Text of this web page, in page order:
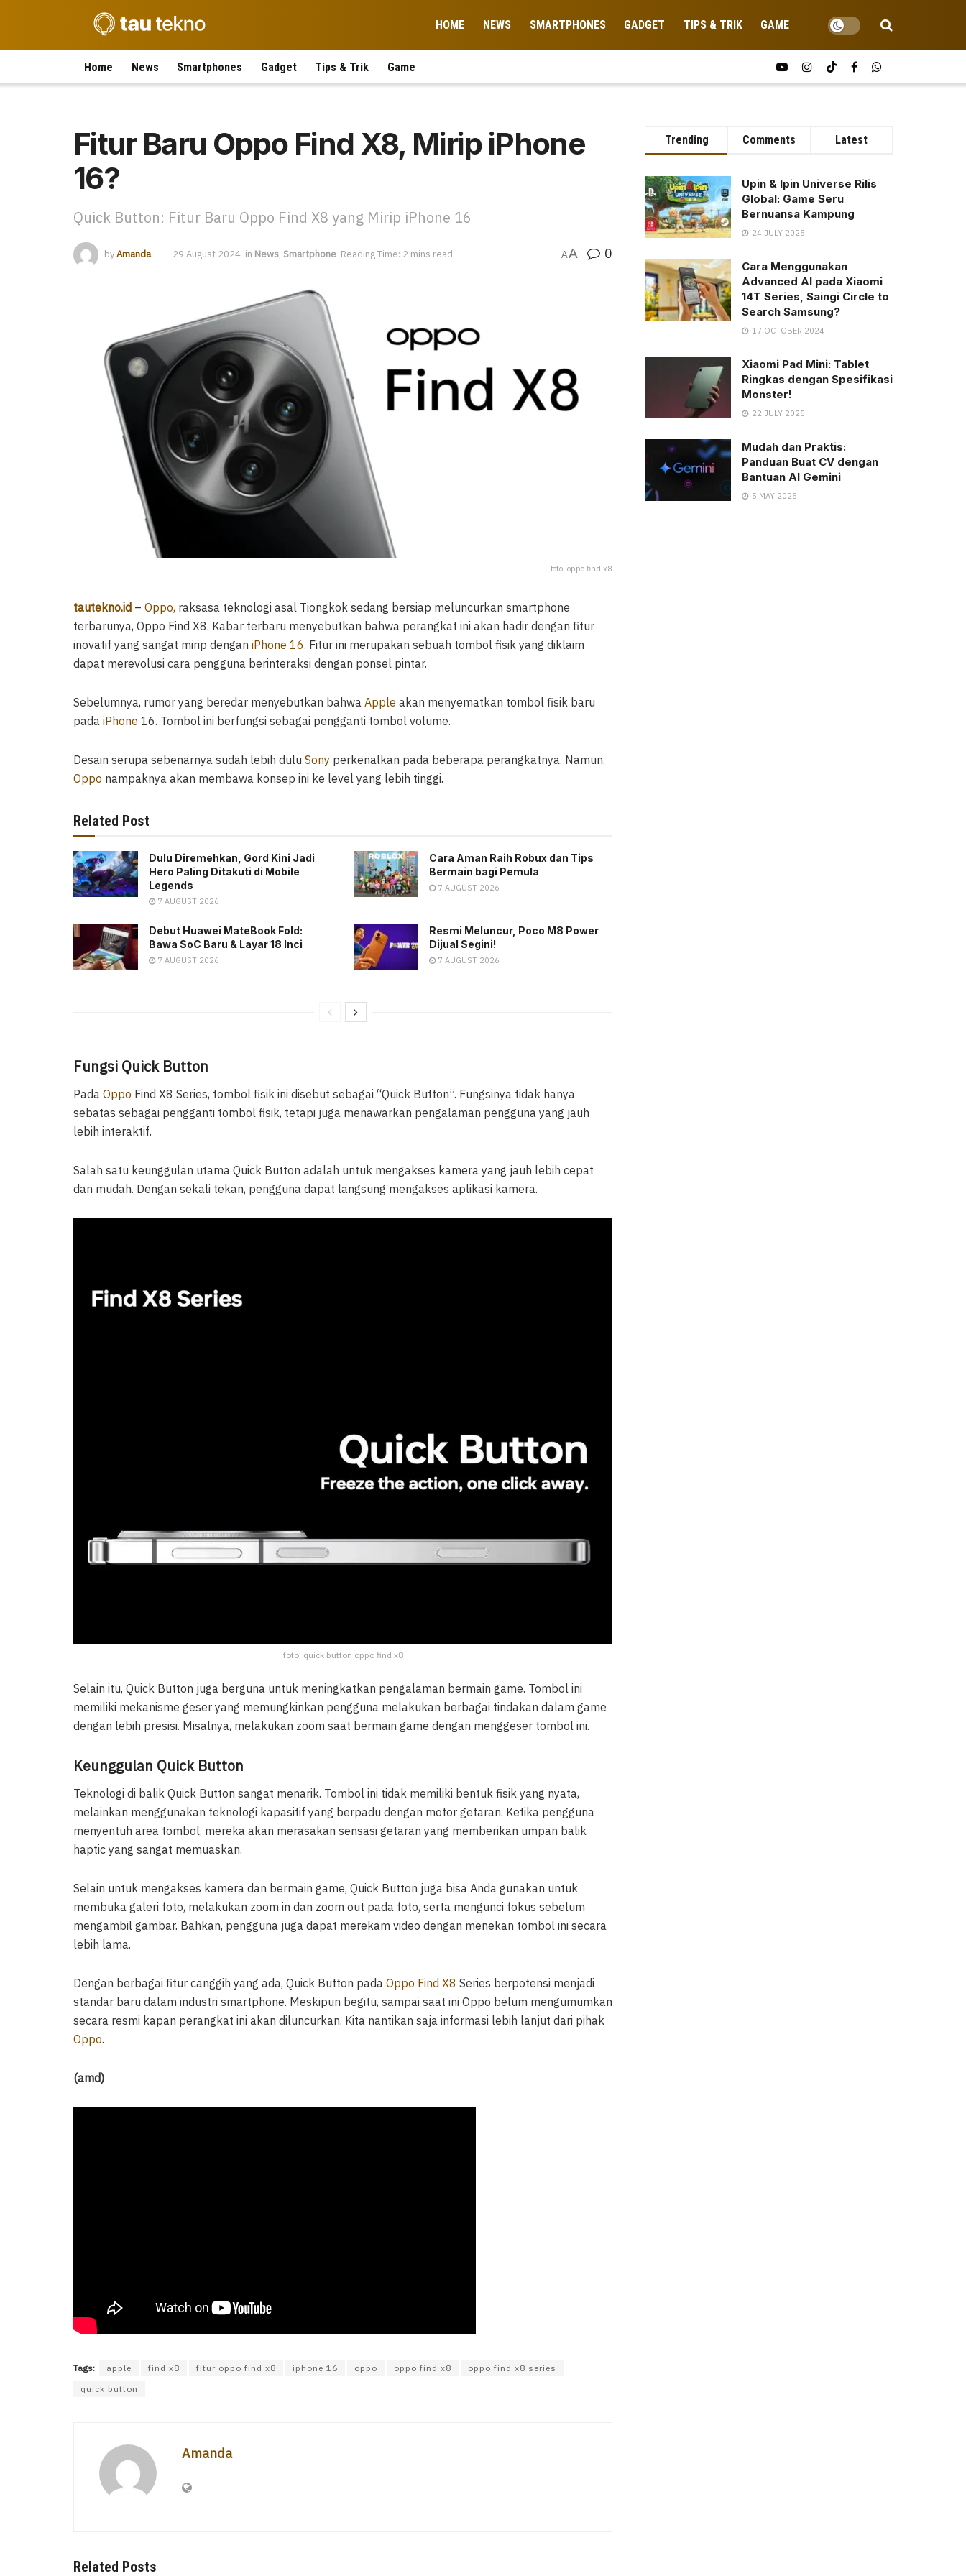
HOME NEWS SMARTPHONES GADGET TIPS & TRIK GAME
Home News Smartphones Gadget Tips & Trik Game
Fitur Baru Oppo Find X8, Mirip iPhone
16?
Quick Button: Fitur Baru Oppo Find X8 yang Mirip iPhone 16
byAmanda 29 August 2024 in News, Smartphone Reading Time: 2 mins read AA 0
foto: oppo find x8
tautekno.id – Oppo, raksasa teknologi asal Tiongkok sedang bersiap meluncurkan smartphone
terbarunya, Oppo Find X8. Kabar terbaru menyebutkan bahwa perangkat ini akan hadir dengan fitur
inovatif yang sangat mirip dengan iPhone 16. Fitur ini merupakan sebuah tombol fisik yang diklaim
dapat merevolusi cara pengguna berinteraksi dengan ponsel pintar.
Sebelumnya, rumor yang beredar menyebutkan bahwa Apple akan menyematkan tombol fisik baru
pada iPhone 16. Tombol ini berfungsi sebagai pengganti tombol volume.
Desain serupa sebenarnya sudah lebih dulu Sony perkenalkan pada beberapa perangkatnya. Namun,
Oppo nampaknya akan membawa konsep ini ke level yang lebih tinggi.
Related Post
Dulu Diremehkan, Gord Kini Jadi
Hero Paling Ditakuti di Mobile
Legends
7 AUGUST 2026
Cara Aman Raih Robux dan Tips
Bermain bagi Pemula
7 AUGUST 2026
Debut Huawei MateBook Fold:
Bawa SoC Baru & Layar 18 Inci
7 AUGUST 2026
Resmi Meluncur, Poco M8 Power
Dijual Segini!
7 AUGUST 2026
Fungsi Quick Button
Pada Oppo Find X8 Series, tombol fisik ini disebut sebagai “Quick Button”. Fungsinya tidak hanya
sebatas sebagai pengganti tombol fisik, tetapi juga menawarkan pengalaman pengguna yang jauh
lebih interaktif.
Salah satu keunggulan utama Quick Button adalah untuk mengakses kamera yang jauh lebih cepat
dan mudah. Dengan sekali tekan, pengguna dapat langsung mengakses aplikasi kamera.
foto: quick button oppo find x8
Selain itu, Quick Button juga berguna untuk meningkatkan pengalaman bermain game. Tombol ini
memiliki mekanisme geser yang memungkinkan pengguna melakukan berbagai tindakan dalam game
dengan lebih presisi. Misalnya, melakukan zoom saat bermain game dengan menggeser tombol ini.
Keunggulan Quick Button
Teknologi di balik Quick Button sangat menarik. Tombol ini tidak memiliki bentuk fisik yang nyata,
melainkan menggunakan teknologi kapasitif yang berpadu dengan motor getaran. Ketika pengguna
menyentuh area tombol, mereka akan merasakan sensasi getaran yang memberikan umpan balik
haptic yang sangat memuaskan.
Selain untuk mengakses kamera dan bermain game, Quick Button juga bisa Anda gunakan untuk
membuka galeri foto, melakukan zoom in dan zoom out pada foto, serta mengunci fokus sebelum
mengambil gambar. Bahkan, pengguna juga dapat merekam video dengan menekan tombol ini secara
lebih lama.
Dengan berbagai fitur canggih yang ada, Quick Button pada Oppo Find X8 Series berpotensi menjadi
standar baru dalam industri smartphone. Meskipun begitu, sampai saat ini Oppo belum mengumumkan
secara resmi kapan perangkat ini akan diluncurkan. Kita nantikan saja informasi lebih lanjut dari pihak
Oppo.
(amd)
Tags: apple find x8 fitur oppo find x8 iphone 16 oppo oppo find x8
oppo find x8 series
quick button
Amanda
Related Posts
Trending Comments Latest
Upin & Ipin Universe Rilis
Global: Game Seru
Bernuansa Kampung
24 JULY 2025
Cara Menggunakan
Advanced AI pada Xiaomi
14T Series, Saingi Circle to
Search Samsung?
17 OCTOBER 2024
Xiaomi Pad Mini: Tablet
Ringkas dengan Spesifikasi
Monster!
22 JULY 2025
Mudah dan Praktis:
Panduan Buat CV dengan
Bantuan AI Gemini
5 MAY 2025